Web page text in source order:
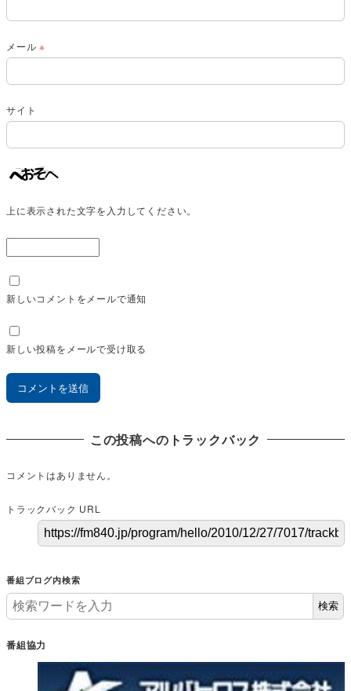
メール※
サイト
上に表示された文字を入力してください。
新しいコメントをメールで通知
新しい投稿をメールで受け取る
この投稿へのトラックバック
コメントはありません。
トラックバック URL
番組ブログ内検索
検索
番組協力